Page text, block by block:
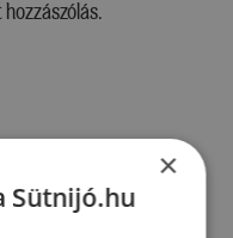
×
Sütnijó.hu